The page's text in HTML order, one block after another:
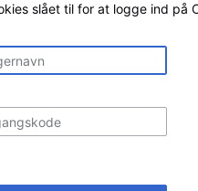
slået til for at logge ind på